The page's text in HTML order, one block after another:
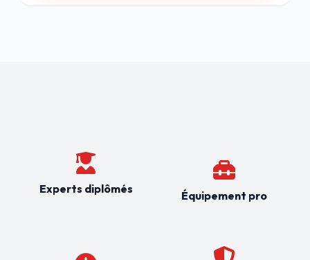
Experts diplômés Équipement pro